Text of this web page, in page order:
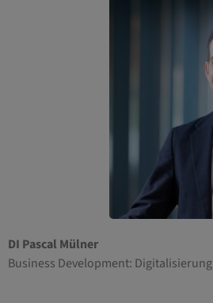
DI Pascal Mülner
Business Development: Digitalisierung